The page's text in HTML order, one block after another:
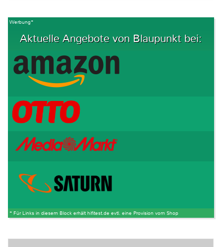
Werbung*
Aktuelle Angebote von Blaupunkt bei:
* Für Links in diesem Block erhält hifitest.de evtl. eine Provision vom Shop